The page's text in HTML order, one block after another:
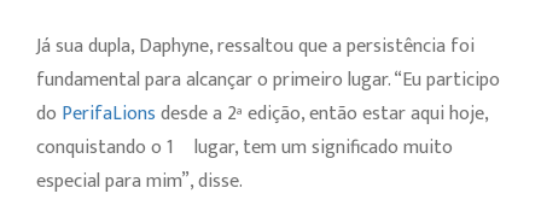
Já sua dupla, Daphyne, ressaltou que a persistência foi
fundamental para alcançar o primeiro lugar. “Eu participo
do PerifaLionsdesde a 2ª edição, então estar aqui hoje,
conquistando o 1º lugar, tem um significado muito
especial para mim”, disse.